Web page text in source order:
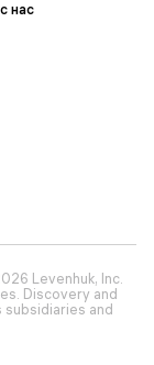
нас
Levenhuk, Inc.
Discovery and
and